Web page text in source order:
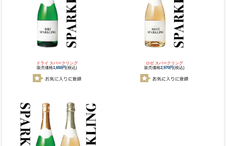
ドライ スパークリング
販売価格1,650円(税込)
ロゼ スパークリング
販売価格2,970円(税込)